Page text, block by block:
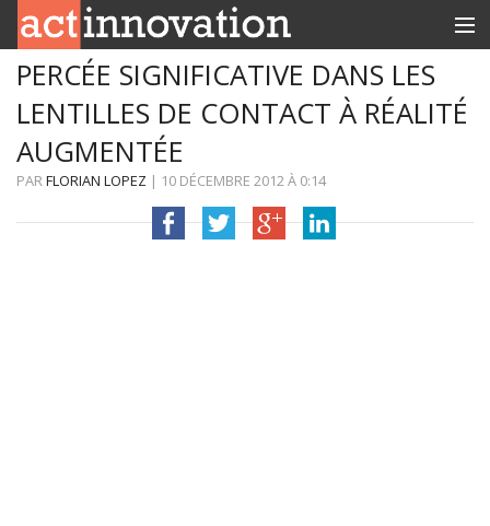
RUBRIQUES
INNOBOX
CONTACT
PERCÉE SIGNIFICATIVE DANS LES
LENTILLES DE CONTACT À RÉALITÉ
AUGMENTÉE
PARFLORIAN LOPEZ | 10 DÉCEMBRE 2012À 0:14